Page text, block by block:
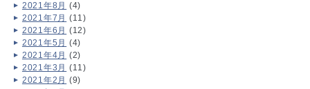
2021年8月 (4)
2021年7月 (11)
2021年6月 (12)
2021年5月 (4)
2021年4月 (2)
2021年3月 (11)
2021年2月 (9)